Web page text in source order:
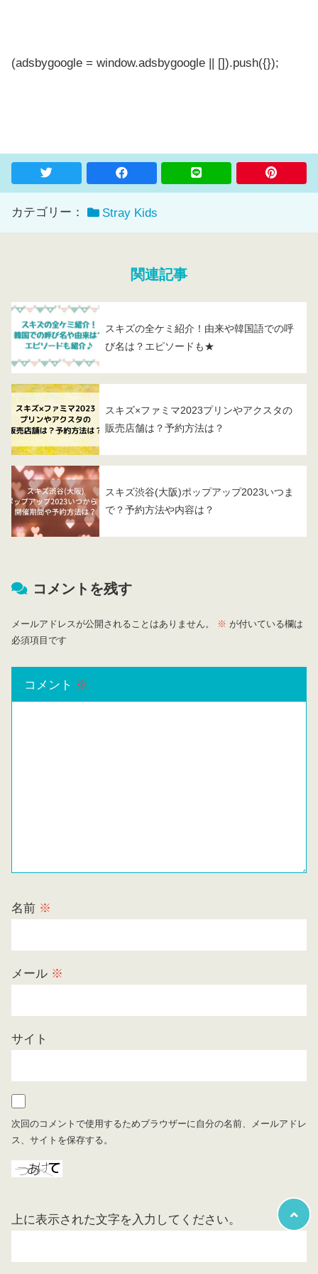
(adsbygoogle = window.adsbygoogle || []).push({});
カテゴリー： Stray Kids
関連記事
スキズの全ケミ紹介！由来や韓国語での呼
び名は？エピソードも★
スキズ×ファミマ2023プリンやアクスタの
販売店舗は？予約方法は？
スキズ渋谷(大阪)ポップアップ2023いつま
で？予約方法や内容は？
コメントを残す
メールアドレスが公開されることはありません。 ※ が付いている欄は
必須項目です
コメント ※
名前 ※
メール ※
サイト
次回のコメントで使用するためブラウザーに自分の名前、メールアドレ
ス、サイトを保存する。
上に表示された文字を入力してください。